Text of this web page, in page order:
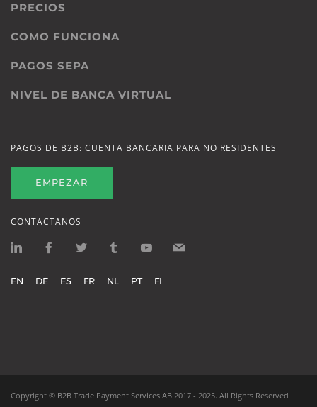
PRECIOS
COMO FUNCIONA
PAGOS SEPA
NIVEL DE BANCA VIRTUAL
PAGOS DE B2B: CUENTA BANCARIA PARA NO RESIDENTES
EMPEZAR
CONTACTANOS
EN DE ES FR NL PT FI
Copyright © B2B Trade Payment Services AB 2017 - 2025. All Rights Reserved